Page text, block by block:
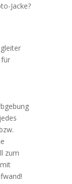
Jacke?
zum